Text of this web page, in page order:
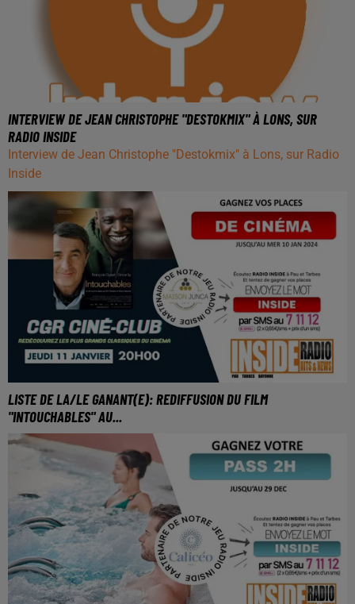
INTERVIEW DE JEAN CHRISTOPHE "DESTOKMIX" À LONS, SUR
RADIO INSIDE
Interview de Jean Christophe "Destokmix" à Lons, sur Radio
Inside
LISTE DE LA/LE GANANT(E): REDIFFUSION DU FILM
"INTOUCHABLES" AU...